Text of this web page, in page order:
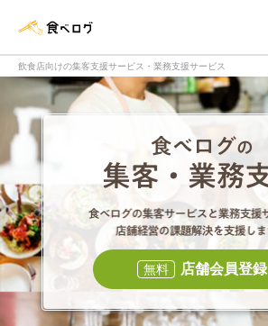
飲食店向けの集客支援サービス・業務支援サービス
無料 店舗会員登録